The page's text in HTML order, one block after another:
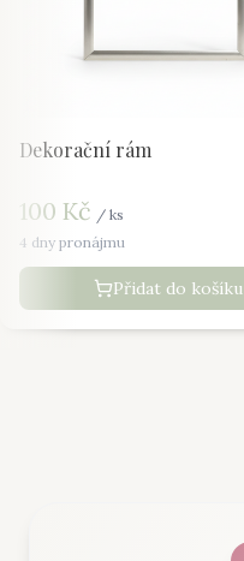
Dekorační rám
100 Kč / ks
4 dny pronájmu
Přidat do košíku